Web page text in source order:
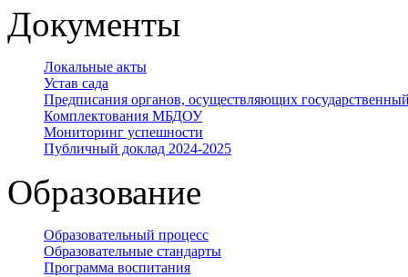
Документы
Локальные акты
Устав сада
Предписания органов, осуществляющих
Комплектования МБДОУ
Мониторинг успешности
Публичный доклад 2024-2025
Образование
Образовательный процесс
Образовательные стандарты
Программа воспитания